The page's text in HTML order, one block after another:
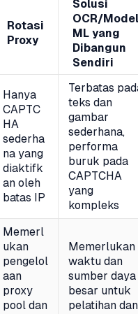
Rotasi
Proxy
Solusi
OCR/Model
ML yang
Dibangun
Sendiri
Hanya
CAPTC
HA
sederha
na yang
diaktifk
an oleh
batas IP
Terbatas
teks dan
gambar
sederhana,
performa
buruk pada
CAPTCHA
yang
kompleks
Memerl
ukan
pengelol
aan
proxy
pool dan
Memerlukan
waktu dan
sumber daya
besar untuk
pelatihan dan